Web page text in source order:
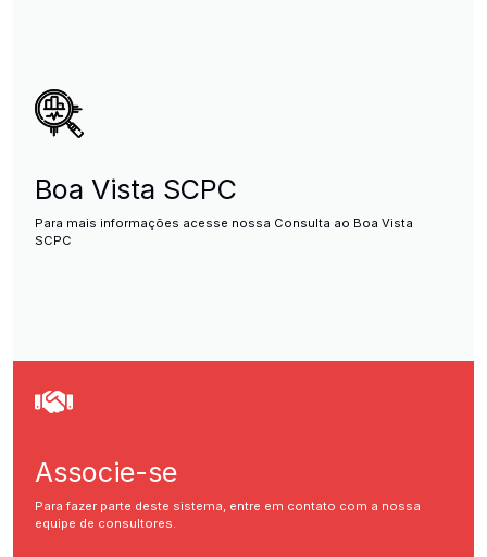
Boa Vista SCPC
Para mais informações acesse nossa Consulta ao Boa Vista
SCPC
Associe-se
Para fazer parte deste sistema, entre em contato com a nossa
equipe de consultores.